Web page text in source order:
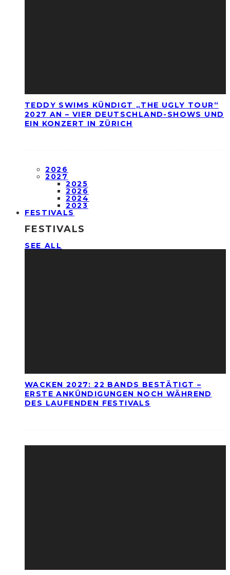
TEDDY SWIMS KÜNDIGT „THE UGLY TOUR“
2027 AN – VIER DEUTSCHLAND-SHOWS UND
EIN KONZERT IN ZÜRICH
2026
2027
2025
2026
2024
2023
FESTIVALS
FESTIVALS
SEE ALL
WACKEN 2027: 22 BANDS BESTÄTIGT –
ERSTE ANKÜNDIGUNGEN NOCH WÄHREND
DES LAUFENDEN FESTIVALS